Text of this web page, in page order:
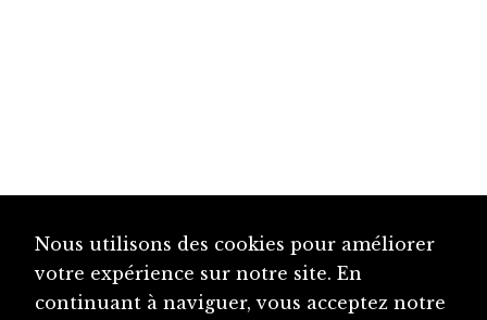
Nous utilisons des cookies pour améliorer
votre expérience sur notre site. En
continuant à naviguer, vous acceptez notre